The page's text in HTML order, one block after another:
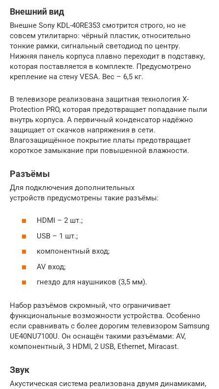
Внешний вид
Внешне Sony KDL-40RE353 смотрится строго, но не
совсем утилитарно: чёрный пластик, относительно
тонкие рамки, сигнальный светодиод по центру.
Нижняя панель корпуса плавно переходит в подставку,
которая поставляется в комплекте. Предусмотрено
крепление на стену VESA. Вес – 6,5 кг.
В телевизоре реализована защитная технология X-
Protection PRO, которая предотвращает попадание пыли
внутрь корпуса. А первичный конденсатор надёжно
защищает от скачков напряжения в сети.
Влагозащищённое покрытие платы предотвращает
короткое замыкание при повышенной влажности.
Разъёмы
Для подключения дополнительных
устройств предусмотрены такие разъёмы:
HDMI – 2 шт.;
USB – 1 шт.;
компонентный вход;
AV вход;
гнездо для наушников (3,5 мм).
Набор разъёмов скромный, что ограничивает
функциональные возможности устройства. Особенно
если сравнивать с более дорогим телевизором Samsung
UE40NU7100U. Он оснащён такими разъёмами: AV,
компонентный, 3 HDMI, 2 USB, Ethernet, Miracast.
Звук
Акустическая система реализована двумя динамиками,